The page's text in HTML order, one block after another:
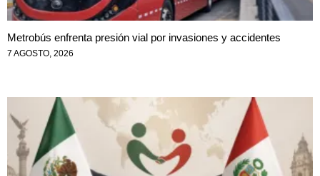
Metrobús enfrenta presión vial por invasiones y accidentes
7 AGOSTO, 2026